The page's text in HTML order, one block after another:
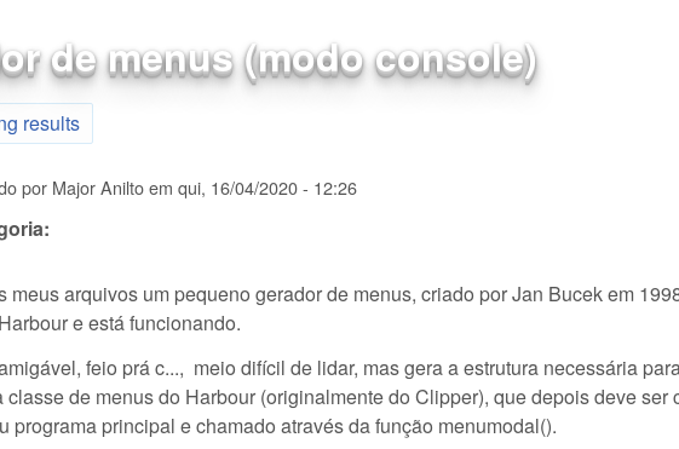
de menus (modo console)
results
por Major Aniltoemqui, 16/04/2020 - 12:26
meus arquivos um pequeno gerador de menus, criado por Jan Bucek em
e está funcionando.
feio prá c..., meio difícil de lidar, mas gera a estrutura necessária
classe de menus do Harbour (originalmente do Clipper), que depois deve ser
programa principal e chamado através da função menumodal().